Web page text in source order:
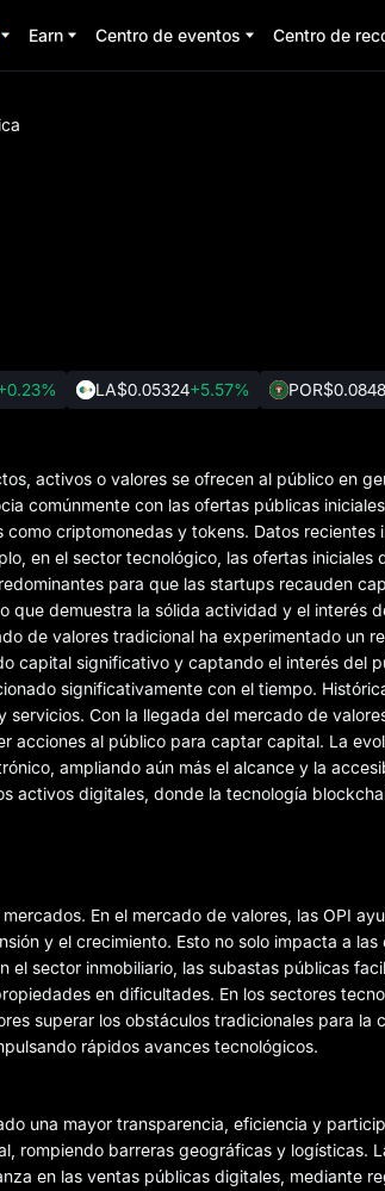
Earn Centro de eventos Centro de
LA$0.05324+5.57% POR
activos o valores se ofrecen al público en
comúnmente con las ofertas públicas
criptomonedas y tokens. Datos recientes
en el sector tecnológico, las ofertas iniciales
para que las startups recauden
que demuestra la sólida actividad y el interés
de valores tradicional ha experimentado un
capital significativo y captando el interés del
significativamente con el tiempo.
Con la llegada del mercado de
acciones al público para captar capital. La
ampliando aún más el alcance y la
activos digitales, donde la tecnología
En el mercado de valores, las OPI
y el crecimiento. Esto no solo impacta a
sector inmobiliario, las subastas públicas
en dificultades. En los sectores
superar los obstáculos tradicionales para la
rápidos avances tecnológicos.
una mayor transparencia, eficiencia y
rompiendo barreras geográficas y logísticas.
en las ventas públicas digitales, mediante